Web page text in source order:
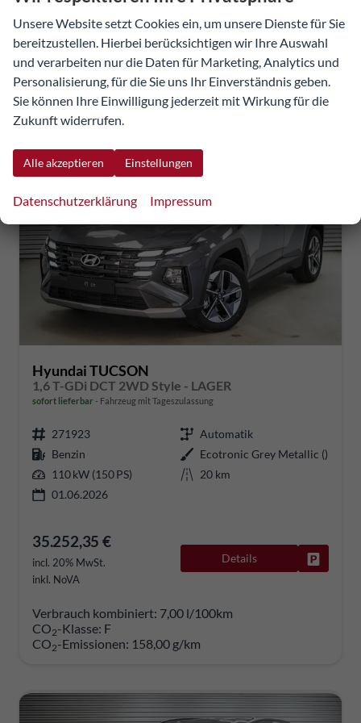
inkl. NoVA
Verbrauch kombiniert:7,00 l/100km
CO2-Klasse: F
CO2-Emissionen:158,00 g/km
Hyundai TUCSON
1,6 T-GDi DCT 2WD Style - LAGER
sofort lieferbar Fahrzeug mit Tageszulassung
271923
Automatik
Benzin
Ecotronic Grey Metallic ()
110 kW (150 PS)
20 km
01.06.2026
35.252,35 €
incl. 20% MwSt.
inkl. NoVA
Details
Verbrauch kombiniert: 7,00 l/100km
CO2-Klasse: F
CO2-Emissionen: 158,00 g/km
Unsere Website setzt Cookies ein, um unsere Dienste für Sie
bereitzustellen. Hierbei berücksichtigen wir Ihre Auswahl
und verarbeiten nur die Daten für Marketing, Analytics und
Personalisierung, für die Sie uns Ihr Einverständnis geben.
Sie können Ihre Einwilligung jederzeit mit Wirkung für die
Zukunft widerrufen.
Alle akzeptieren Einstellungen
Datenschutzerklärung Impressum